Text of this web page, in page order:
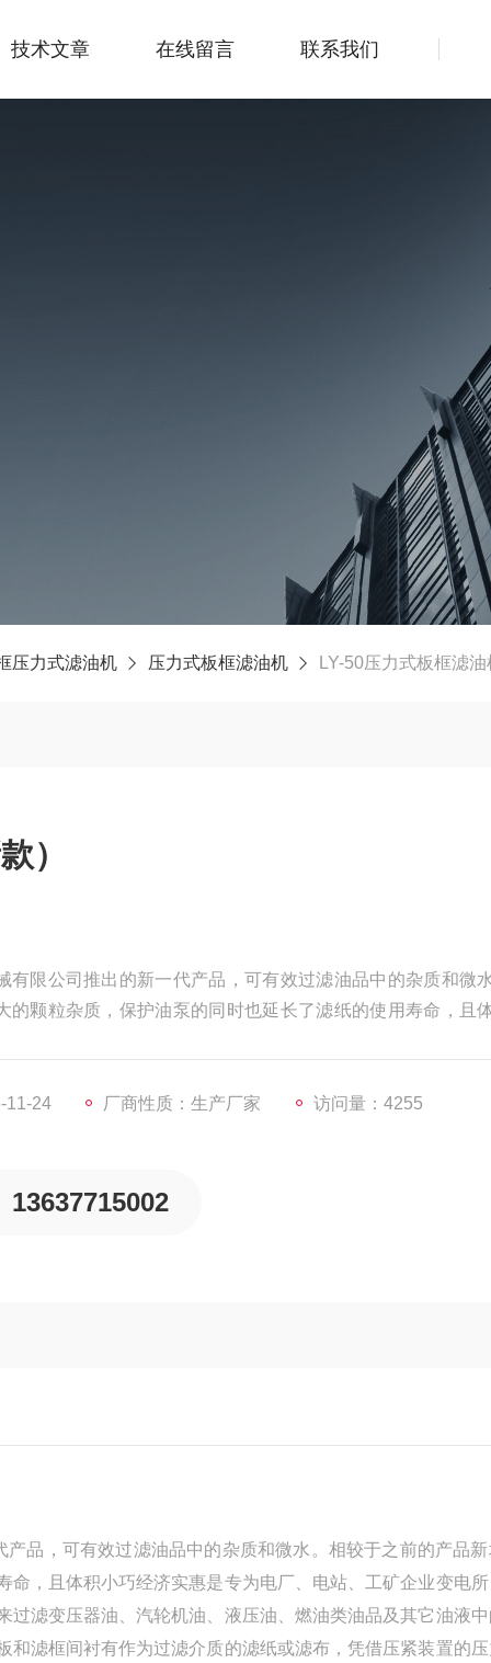
技术文章 在线留言 联系我们
压力式滤油机 压力式板框滤油机 LY-50压力式板框滤
）
有限公司推出的新一代产品，可有效过滤油品中的杂质和微
的颗粒杂质，保护油泵的同时也延长了滤纸的使用寿命，且
11-24 厂商性质：生产厂家 访问量：4255
13637715002
，可有效过滤油品中的杂质和微水。相较于之前的产品新
，且体积小巧经济实惠是专为电厂、电站、工矿企业变电
滤变压器油、汽轮机油、液压油、燃油类油品及其它油液
滤框间衬有作为过滤介质的滤纸或滤布，凭借压紧装置的